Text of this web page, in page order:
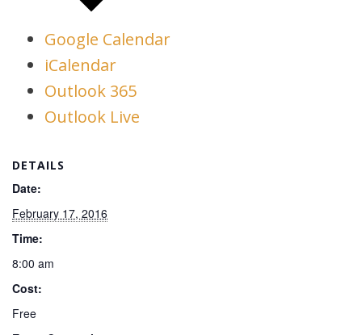
Google Calendar
iCalendar
Outlook 365
Outlook Live
DETAILS
Date:
February 17, 2016
Time:
8:00 am
Cost:
Free